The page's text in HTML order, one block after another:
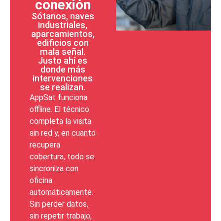
conexión
Sótanos, naves
industriales,
aparcamientos,
edificios con
mala señal.
Justo ahí es
donde más
intervenciones
se realizan.
AppSat funciona
offline. El técnico
completa la visita
sin red y, en cuanto
recupera
cobertura, todo se
sincroniza con
oficina
automáticamente.
Sin perder datos,
sin repetir trabajo,